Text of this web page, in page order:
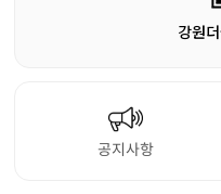
강원
공지사항